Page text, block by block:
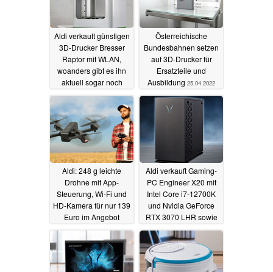
Aldi verkauft günstigen
3D-Drucker Bresser
Raptor mit WLAN,
woanders gibt es ihn
aktuell sogar noch
billiger21.05.2022
Österreichische
Bundesbahnen setzen
auf 3D-Drucker für
Ersatzteile und
Ausbildung 25.04.2022
Aldi: 248 g leichte
Drohne mit App-
Steuerung, Wi-Fi und
HD-Kamera für nur 139
Euro im Angebot
26.03.2022
Aldi verkauft Gaming-
PC Engineer X20 mit
Intel Core i7-12700K
und Nvidia GeForce
RTX 3070 LHR sowie
31,5 Zoll Gaming-
Monitor25.03.2022